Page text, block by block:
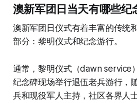
澳新军团日当天有哪些纪
澳新军团日仪式有着丰富的传统
部分：黎明仪式和纪念游行。
通常，黎明仪式（dawn service
纪念碑现场举行退伍老兵游行，
兵和现役军人主持，社区各界人